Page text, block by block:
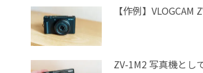
【作例】
ZV-1M2 写真機とし